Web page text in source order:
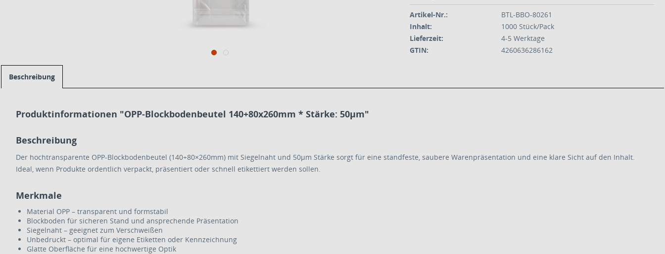
Artikel-Nr.:
BTL-BBO-80261
Inhalt:
1000 Stück/Pack
Lieferzeit:
4-5 Werktage
GTIN:
4260636286162
Beschreibung
Produktinformationen "OPP-Blockbodenbeutel 140+80x260mm * Stärke: 50µm"
Beschreibung
Der hochtransparente OPP-Blockbodenbeutel (140+80×260mm) mit Siegelnaht und 50µm Stärke sorgt für eine standfeste, saubere Warenpräsentation und eine klare Sicht auf den Inhalt.
Ideal, wenn Produkte ordentlich verpackt, präsentiert oder schnell etikettiert werden sollen.
Merkmale
Material OPP – transparent und formstabil
Blockboden für sicheren Stand und ansprechende Präsentation
Siegelnaht – geeignet zum Verschweißen
Unbedruckt – optimal für eigene Etiketten oder Kennzeichnung
Glatte Oberfläche für eine hochwertige Optik